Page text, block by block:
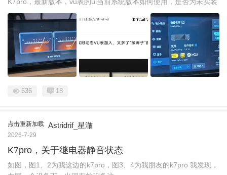
636 18
点击重新加载 Astridrif_星澈
2026-7-29
K7pro，关于继电器静音状态
如图，图1、2为我这边的k7pro，图3、4为我朋友的k7pro 我发现，